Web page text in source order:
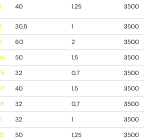
40 1,25 3500
30,5 1
3500
60 2
3500
50 1,5
3500
32 0,7
3500
40 1,5
3500
32 0,7
3500
32 1
3500
50 1,25
3500